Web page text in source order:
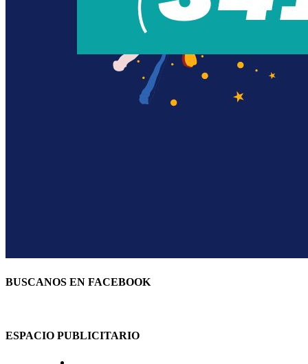
BUSCANOS EN FACEBOOK
ESPACIO PUBLICITARIO